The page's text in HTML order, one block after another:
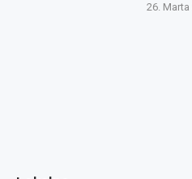
26. Marta